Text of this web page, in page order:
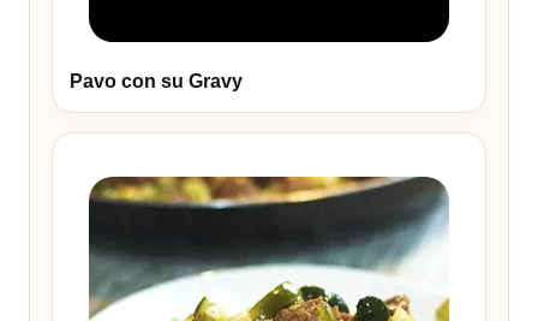
Pavo con su Gravy